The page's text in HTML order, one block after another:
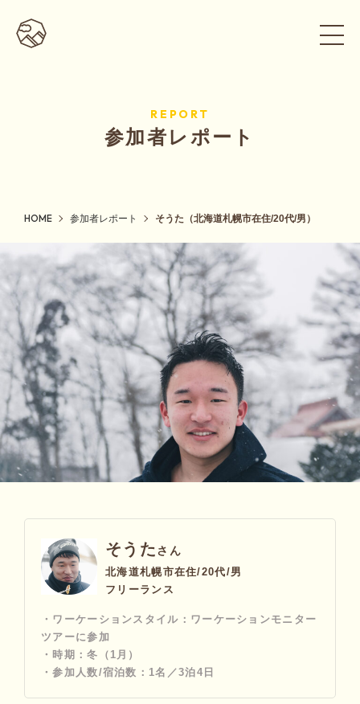
REPORT
参加者レポート
HOME 参加者レポート そうた（北海道札幌市在住/20代/男）
そうたさん
北海道札幌市在住/20代/男
フリーランス
・ワーケーションスタイル：ワーケーションモニター
ツアーに参加
・時期：冬（1月）
・参加人数/宿泊数：1名／3泊4日